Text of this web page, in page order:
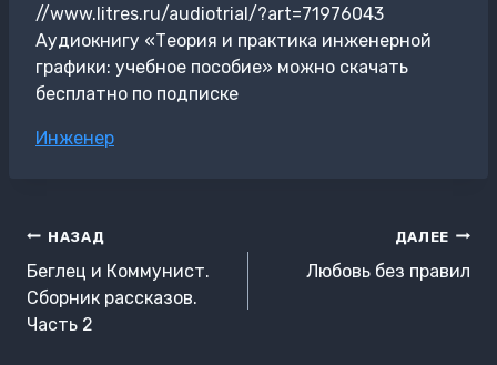
//www.litres.ru/audiotrial/?art=71976043
Аудиокнигу «Теория и практика инженерной
графики: учебное пособие» можно скачать
бесплатно по подписке
Метки
Инженер
Навигация
по
записям
НАЗАД
Беглец и Коммунист.
Сборник рассказов.
Часть 2
ДАЛЕЕ
Любовь без правил